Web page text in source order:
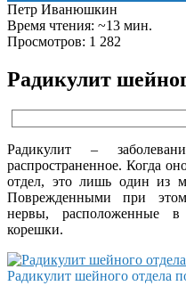
Петр Иванюшкин
Время чтения: ~13 мин.
Просмотров: 1 282
Радикулит
Радикулит –
распространенное. Когда
отдел, это лишь один из
Поврежденными при этом
нервы, расположенные
корешки.
Радикулит шейного отдела